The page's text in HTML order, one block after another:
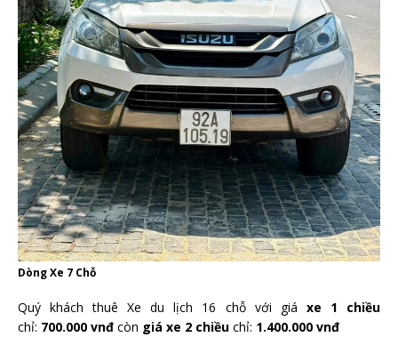
Dòng Xe 7 Chỗ
Quý khách thuê Xe du lịch 16 chỗ với giá xe 1 chiều
chỉ: 700.000 vnđ còn giá xe 2 chiều chỉ: 1.400.000 vnđ